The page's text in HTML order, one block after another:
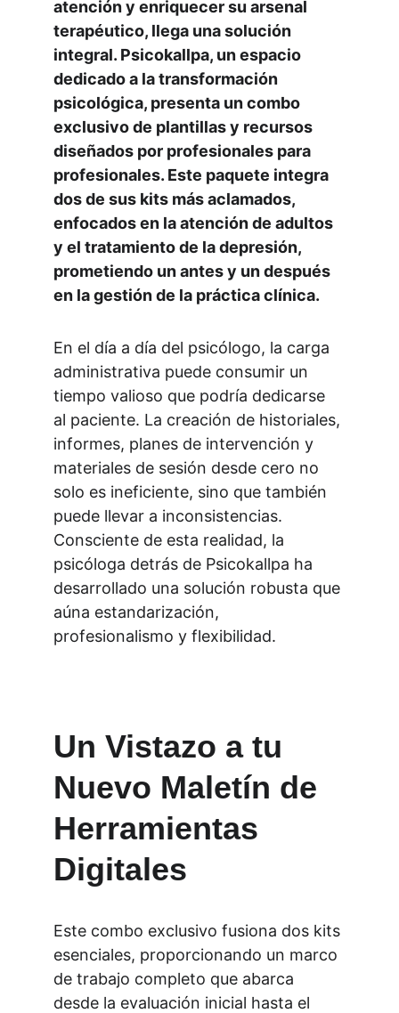
atención y enriquecer su arsenal
terapéutico, llega una solución
integral. Psicokallpa, un espacio
dedicado a la transformación
psicológica, presenta un combo
exclusivo de plantillas y recursos
diseñados por profesionales para
profesionales. Este paquete integra
dos de sus kits más aclamados,
enfocados en la atención de adultos
y el tratamiento de la depresión,
prometiendo un antes y un después
en la gestión de la práctica clínica.
En el día a día del psicólogo, la carga
administrativa puede consumir un
tiempo valioso que podría dedicarse
al paciente. La creación de historiales,
informes, planes de intervención y
materiales de sesión desde cero no
solo es ineficiente, sino que también
puede llevar a inconsistencias.
Consciente de esta realidad, la
psicóloga detrás de Psicokallpa ha
desarrollado una solución robusta que
aúna estandarización,
profesionalismo y flexibilidad.
Un Vistazo a tu
Nuevo Maletín de
Herramientas
Digitales
Este combo exclusivo fusiona dos kits
esenciales, proporcionando un marco
de trabajo completo que abarca
desde la evaluación inicial hasta el